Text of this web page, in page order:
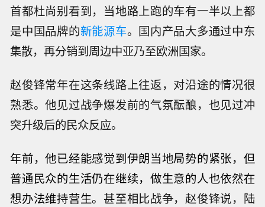
首都杜尚别看到，当地路上跑的车有一半以上都
是中国品牌的新能源车。国内产品大多通过中东
集散，再分销到周边中亚乃至欧洲国家。
赵俊锋常年在这条线路上往返，对沿途的情况很
熟悉。他见过战争爆发前的气氛酝酿，也见过冲
突升级后的民众反应。
年前，他已经能感觉到伊朗当地局势的紧张，但
普通民众的生活仍在继续，做生意的人也依然在
想办法维持营生。甚至相比战争，赵俊锋说，陆